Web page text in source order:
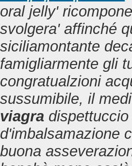
oral jelly'
svolgera' affinché
siciliamontante
famigliarmente gli
congratualzioni
sussumibile, il
viagra
d'imbalsamazione
buona